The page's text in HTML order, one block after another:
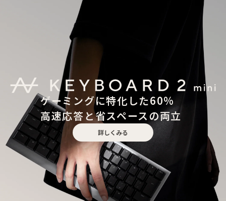
ゲーミングに特化した60%
高速応答と省スペースの両立
詳しくみる